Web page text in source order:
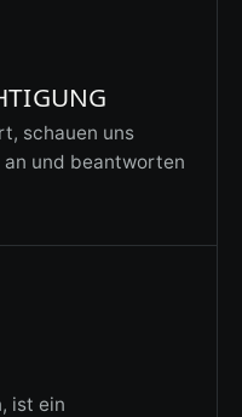
schauen uns
und beantworten
ist ein